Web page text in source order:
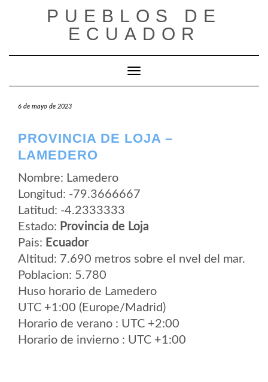
PUEBLOS DE
ECUADOR
Cambiar modo de navegación
6 de mayo de 2023
PROVINCIA DE LOJA –
LAMEDERO
Nombre: Lamedero
Longitud: -79.3666667
Latitud: -4.2333333
Estado: Provincia de Loja
Pais: Ecuador
Altitud: 7.690 metros sobre el nvel del mar.
Poblacion: 5.780
Huso horario de Lamedero
UTC +1:00 (Europe/Madrid)
Horario de verano : UTC +2:00
Horario de invierno : UTC +1:00